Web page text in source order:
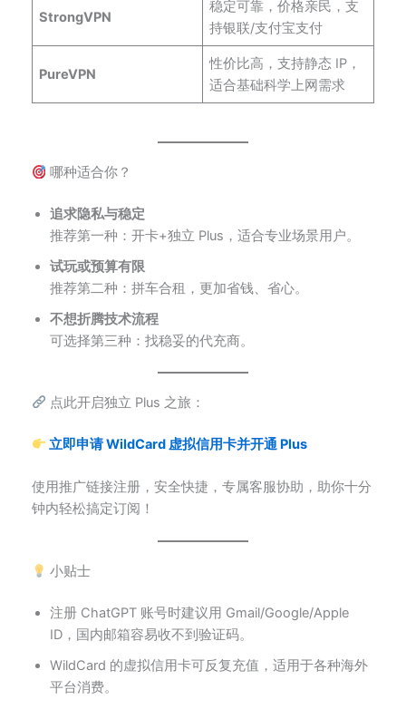
StrongVPN
稳定可靠，价格亲民，支
持银联/支付宝支付
PureVPN
性价比高，支持静态 IP，
适合基础科学上网需求
哪种适合你？
追求隐私与稳定
推荐第一种：开卡+独立 Plus，适合专业场景用户。
试玩或预算有限
推荐第二种：拼车合租，更加省钱、省心。
不想折腾技术流程
可选择第三种：找稳妥的代充商。
点此开启独立 Plus 之旅：
立即申请 WildCard 虚拟信用卡并开通 Plus
使用推广链接注册，安全快捷，专属客服协助，助你十分
钟内轻松搞定订阅！
小贴士
注册 ChatGPT 账号时建议用 Gmail/Google/Apple
ID，国内邮箱容易收不到验证码。
WildCard 的虚拟信用卡可反复充值，适用于各种海外
平台消费。